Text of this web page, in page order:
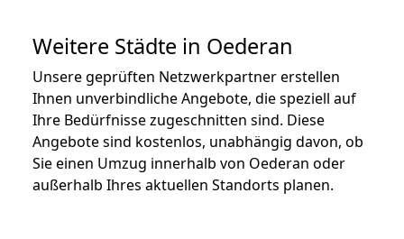
Weitere Städte in Oederan
Unsere geprüften Netzwerkpartner erstellen
Ihnen unverbindliche Angebote, die speziell auf
Ihre Bedürfnisse zugeschnitten sind. Diese
Angebote sind kostenlos, unabhängig davon, ob
Sie einen Umzug innerhalb von Oederan oder
außerhalb Ihres aktuellen Standorts planen.